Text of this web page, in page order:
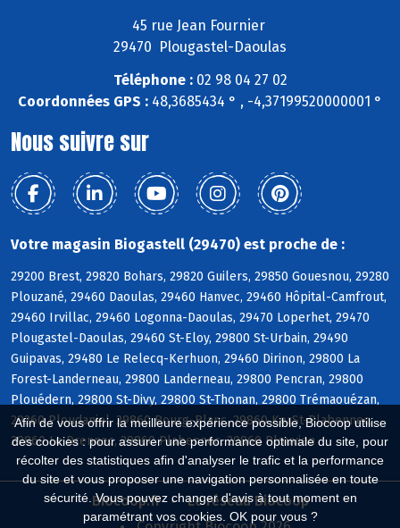
Afin de vous offrir la meilleure expérience possible, Biocoop utilise
des cookies : pour assurer une performance optimale du site, pour
récolter des statistiques afin d'analyser le trafic et la performance
du site et vous proposer une navigation personnalisée en toute
sécurité. Vous pouvez changer d'avis à tout moment en
paramétrant vos cookies. OK pour vous ?
45 rue Jean Fournier
29470 Plougastel-Daoulas
Téléphone :02 98 04 27 02
Coordonnées GPS : 48,3685434 ° , -4,37199520000001 °
Nous suivre sur
Votre magasin Biogastell (29470) est proche de :
29200 Brest, 29820 Bohars, 29820 Guilers, 29850 Gouesnou, 29280
Plouzané, 29460 Daoulas, 29460 Hanvec, 29460 Hôpital-Camfrout,
29460 Irvillac, 29460 Logonna-Daoulas, 29470 Loperhet, 29470
Plougastel-Daoulas, 29460 St-Eloy, 29800 St-Urbain, 29490
Guipavas, 29480 Le Relecq-Kerhuon, 29460 Dirinon, 29800 La
Forest-Landerneau, 29800 Landerneau, 29800 Pencran, 29800
Plouédern, 29800 St-Divy, 29800 St-Thonan, 29800 Trémaouézan,
29260 Ploudaniel, 29860 Bourg-Blanc, 29860 KerSt-Plabennec,
29860 Le Drennec, 29860 Plabennec, 29860 Plouvien
Biocoop.fr
Le réseau Biocoop